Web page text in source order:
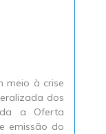
meio à crise
dos
a Oferta
emissão do